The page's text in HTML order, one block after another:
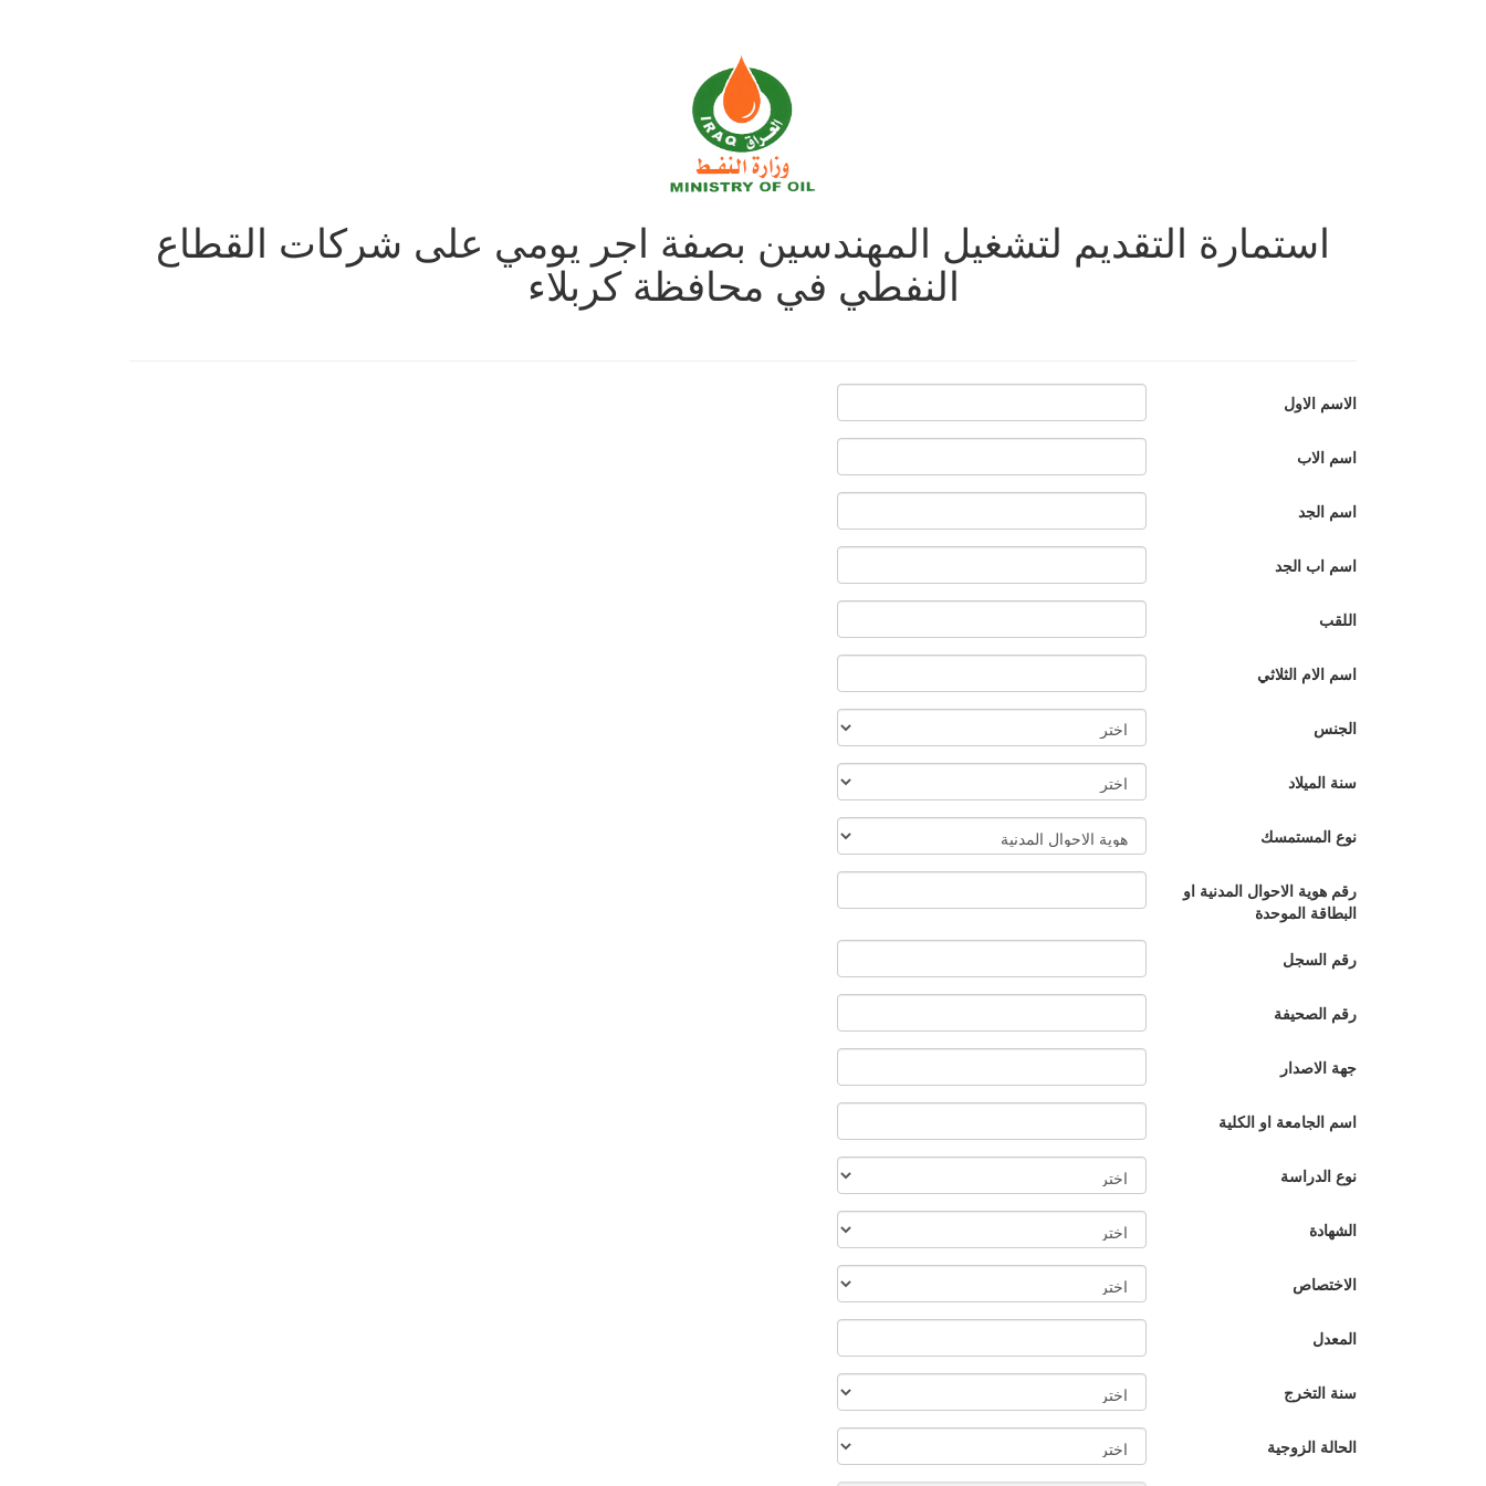
استمارة التقديم لتشغيل المهندسين بصفة اجر يومي على شركات القطاع
النفطي في محافظة كربلاء
الاسم الاول
اسم الاب
اسم الجد
اسم اب الجد
اللقب
اسم الام الثلاثي
الجنس
سنة الميلاد
نوع المستمسك
رقم هوية الاحوال المدنية او
البطاقة الموحدة
رقم السجل
رقم الصحيفة
جهة الاصدار
اسم الجامعة او الكلية
نوع الدراسة
الشهادة
الاختصاص
المعدل
سنة التخرج
الحالة الزوجية